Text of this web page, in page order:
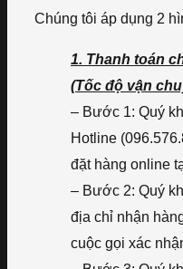
Chúng tôi áp dụng 2
1. Thanh toán
(Tốc độ vận
– Bước 1: Quý
Hotline
đặt hàng online
– Bước 2: Quý
địa chỉ nhận
cuộc gọi xác